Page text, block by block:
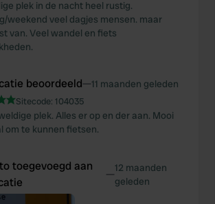
plek in de nacht heel rustig.
weekend veel dagjes mensen. maar
van. Veel wandel en fiets
beoordeeld—11 maanden geleden
Sitecode: 104035
plek. Alles er op en der aan. Mooi
om te kunnen fietsen.
toegevoegd aan
—12 maanden
geleden